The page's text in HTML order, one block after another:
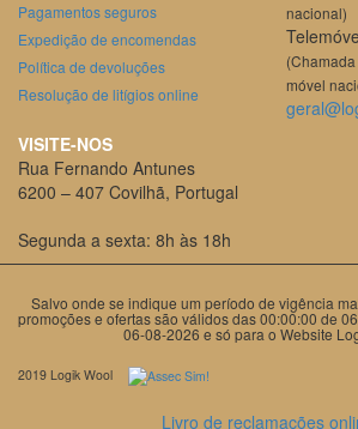
Pagamentos seguros
Expedição de encomendas
Política de devoluções
Resolução de litígios online
nacional)
móvel
VISITE-NOS
Rua Fernando Antunes
6200 – 407 Covilhã, Portugal
Segunda a sexta: 8h às 18h
Salvo onde se indique um período de vigência
promoções e ofertas são válidos das 00:00:00 de
06-08-2026 e só para o Website
2019 Logik Wool
Livro de reclamações